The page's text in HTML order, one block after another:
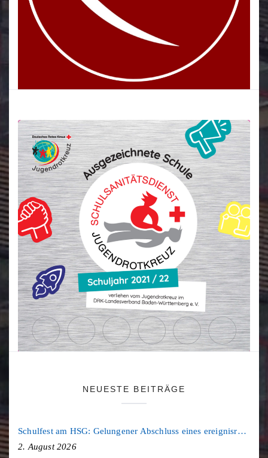
NEUESTE BEITRÄGE
Schulfest am HSG: Gelungener Abschluss eines ereignisreichen Schuljahres
2. August 2026